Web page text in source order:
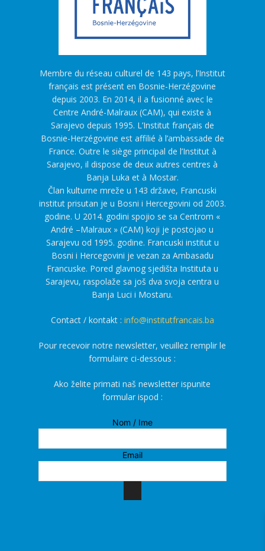
Membre du réseau culturel de 143 pays, l’Institut
français est présent en Bosnie-Herzégovine
depuis 2003. En 2014, il a fusionné avec le
Centre André-Malraux (CAM), qui existe à
Sarajevo depuis 1995. L’Institut français de
Bosnie-Herzégovine est affilié à l’ambassade de
France. Outre le siège principal de l’Institut à
Sarajevo, il dispose de deux autres centres à
Banja Luka et à Mostar.
Član kulturne mreže u 143 države, Francuski
institut prisutan je u Bosni i Hercegovini od 2003.
godine. U 2014. godini spojio se sa Centrom «
André –Malraux » (CAM) koji je postojao u
Sarajevu od 1995. godine. Francuski institut u
Bosni i Hercegovini je vezan za Ambasadu
Francuske. Pored glavnog sjedišta Instituta u
Sarajevu, raspolaže sa još dva svoja centra u
Banja Luci i Mostaru.
Contact / kontakt : info@institutfrancais.ba
Pour recevoir notre newsletter, veuillez remplir le
formulaire ci-dessous :
Ako želite primati naš newsletter ispunite
formular ispod :
Nom / Ime
Email